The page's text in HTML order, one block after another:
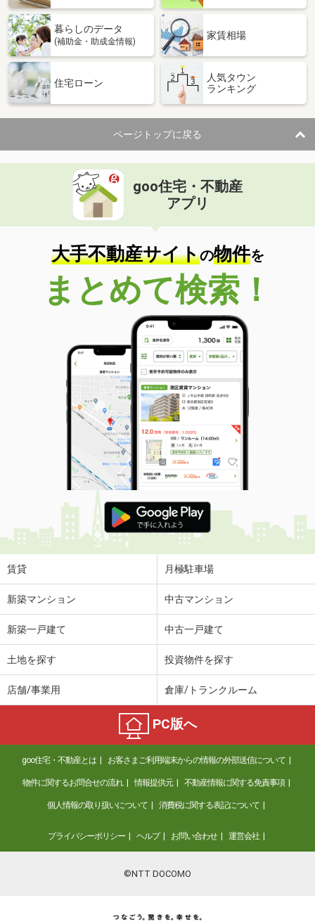
暮らしのデータ
(補助金・助成金情報)
家賃相場
住宅ローン
人気タウン
ランキング
ページトップに戻る
goo住宅・不動産
アプリ
大手不動産サイトの物件を
まとめて検索！
賃貸 月極駐車場
新築マンション 中古マンション
新築一戸建て 中古一戸建て
土地を探す 投資物件を探す
店舗/事業用 倉庫/トランクルーム
PC版へ
goo住宅・不動産とは お客さまご利用端末からの情報の外部送信について
物件に関するお問合せの流れ 情報提供元 不動産情報に関する免責事項
個人情報の取り扱いについて 消費税に関する表記について
プライバシーポリシー ヘルプ お問い合わせ 運営会社
©NTT DOCOMO